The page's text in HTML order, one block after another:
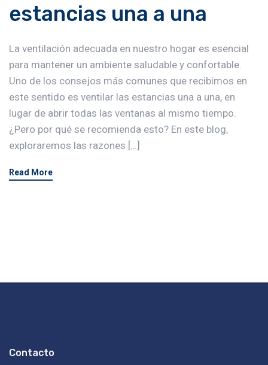
estancias una a una
La ventilación adecuada en nuestro hogar es esencial
para mantener un ambiente saludable y confortable.
Uno de los consejos más comunes que recibimos en
este sentido es ventilar las estancias una a una, en
lugar de abrir todas las ventanas al mismo tiempo.
¿Pero por qué se recomienda esto? En este blog,
exploraremos las razones […]
Read More
Contacto